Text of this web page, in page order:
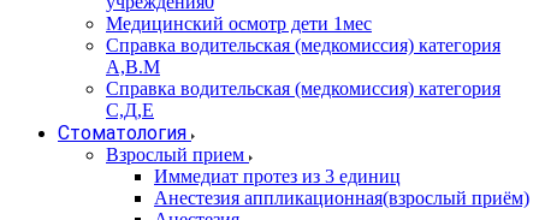
Медицинский осмотр дети 1мес
Справка водительская (медкомиссия) категория
А,В.М
Справка водительская (медкомиссия) категория
С,Д,Е
Стоматология
Взрослый прием
Иммедиат протез из 3 единиц
Анестезия аппликационная(взрослый приём)